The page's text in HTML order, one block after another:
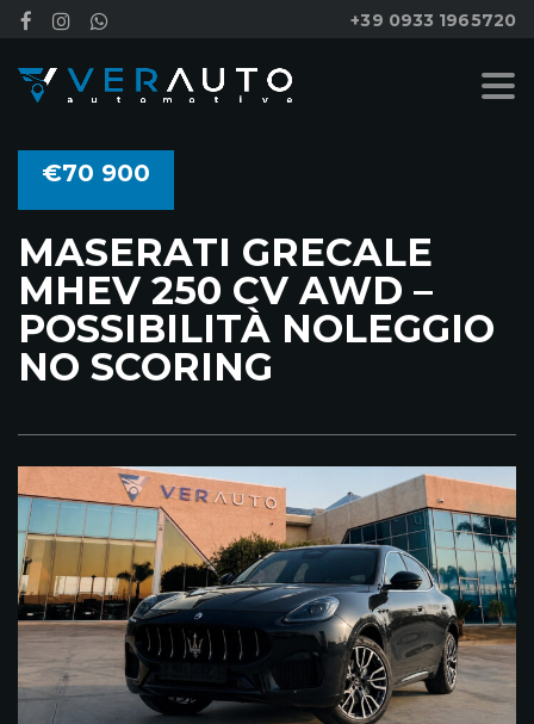
+39 0933 1965720
€70 900
MASERATI GRECALE
MHEV 250 CV AWD –
POSSIBILITÀ NOLEGGIO
NO SCORING